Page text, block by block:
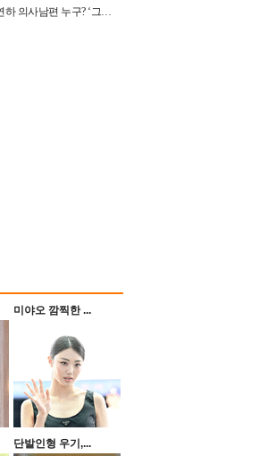
재혼 강성연 ♥2살 연하 의사남편 누구? ‘그알’ 자문의에 훈남 비주얼 초엘리트 스펙 [종합]
미야오 깜찍한 ...
단발인형 우기,...